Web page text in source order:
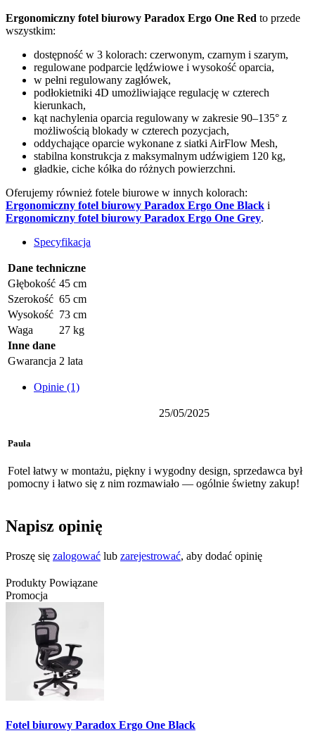
Ergonomiczny fotel biurowy Paradox Ergo One Red to przede
wszystkim:
dostępność w 3 kolorach: czerwonym, czarnym i szarym,
regulowane podparcie lędźwiowe i wysokość oparcia,
w pełni regulowany zagłówek,
podłokietniki 4D umożliwiające regulację w czterech
kierunkach,
kąt nachylenia oparcia regulowany w zakresie 90–135° z
możliwością blokady w czterech pozycjach,
oddychające oparcie wykonane z siatki AirFlow Mesh,
stabilna konstrukcja z maksymalnym udźwigiem 120 kg,
gładkie, ciche kółka do różnych powierzchni.
Oferujemy również fotele biurowe w innych kolorach:
Ergonomiczny fotel biurowy Paradox Ergo One Black i
Ergonomiczny fotel biurowy Paradox Ergo One Grey.
Specyfikacja
Dane techniczne
Głębokość 45 cm
Szerokość 65 cm
Wysokość 73 cm
Waga
27 kg
Inne dane
Gwarancja 2 lata
Opinie (1)
25/05/2025
Paula
Fotel łatwy w montażu, piękny i wygodny design, sprzedawca był
pomocny i łatwo się z nim rozmawiało — ogólnie świetny zakup!
Napisz opinię
Proszę się zalogować lub zarejestrować, aby dodać opinię
Produkty Powiązane
Promocja
Fotel biurowy Paradox Ergo One Black